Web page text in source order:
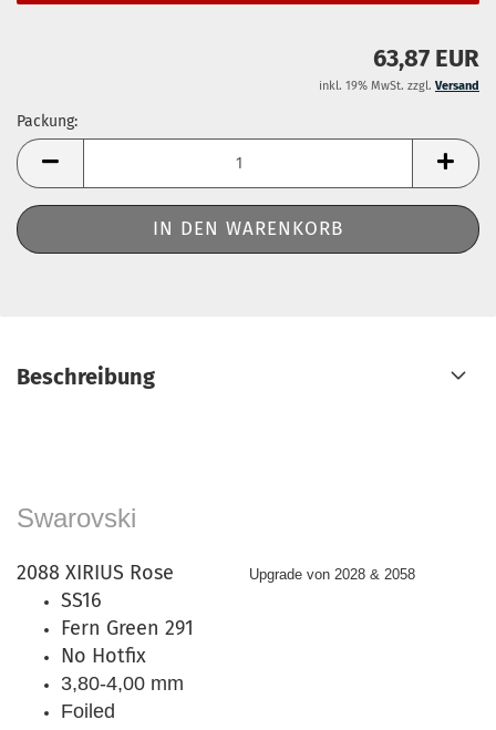
63,87 EUR
inkl. 19% MwSt. zzgl. Versand
Packung:
Packung
Beschreibung
Swarovski
2088 XIRIUS Rose Upgrade von 2028 & 2058
SS16
Fern Green 291
No Hotfix
3,80-4,00 mm
Foiled